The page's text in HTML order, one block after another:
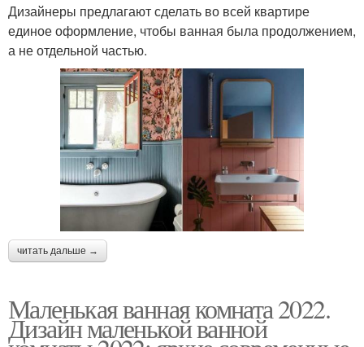
Дизайнеры предлагают сделать во всей квартире
единое оформление, чтобы ванная была продолжением,
а не отдельной частью.
читать дальше →
Маленькая ванная комната 2022.
Дизайн маленькой ванной